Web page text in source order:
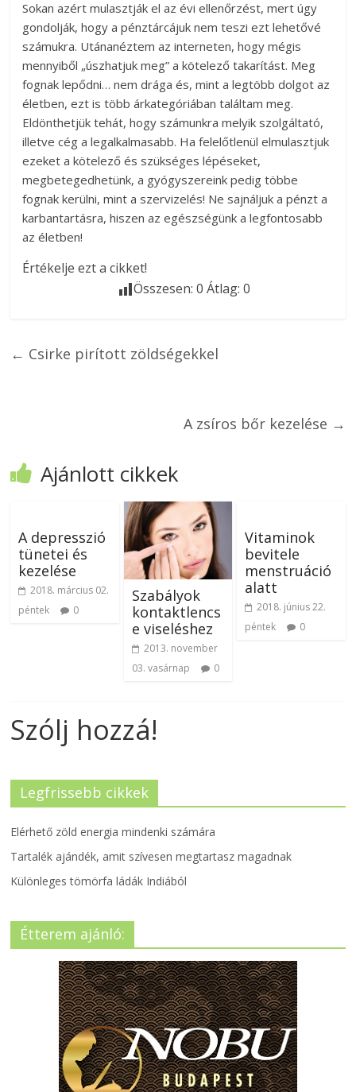
Sokan azért mulasztják el az évi ellenőrzést, mert úgy
gondolják, hogy a pénztárcájuk nem teszi ezt lehetővé
számukra. Utánanéztem az interneten, hogy mégis
mennyiből „úszhatjuk meg” a kötelező takarítást. Meg
fognak lepődni… nem drága és, mint a legtöbb dolgot az
életben, ezt is több árkategóriában találtam meg.
Eldönthetjük tehát, hogy számunkra melyik szolgáltató,
illetve cég a legalkalmasabb. Ha felelőtlenül elmulasztjuk
ezeket a kötelező és szükséges lépéseket,
megbetegedhetünk, a gyógyszereink pedig többe
fognak kerülni, mint a szervizelés! Ne sajnáljuk a pénzt a
karbantartásra, hiszen az egészségünk a legfontosabb
az életben!
Értékelje ezt a cikket!
Összesen:0 Átlag:0
← Csirke pirított zöldségekkel
A zsíros bőr kezelése →
Ajánlott cikkek
A depresszió
tünetei és
kezelése
2018. március 02.
péntek
0
Szabályok
kontaktlencs
e viseléshez
2013. november
03. vasárnap
0
Vitaminok
bevitele
menstruáció
alatt
2018. június 22.
péntek
0
Szólj hozzá!
Legfrissebb cikkek
Elérhető zöld energia mindenki számára
Tartalék ajándék, amit szívesen megtartasz magadnak
Különleges tömörfa ládák Indiából
Étterem ajánló: